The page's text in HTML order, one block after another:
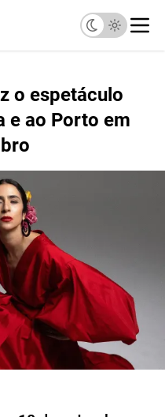
o espetáculo
e ao Porto em